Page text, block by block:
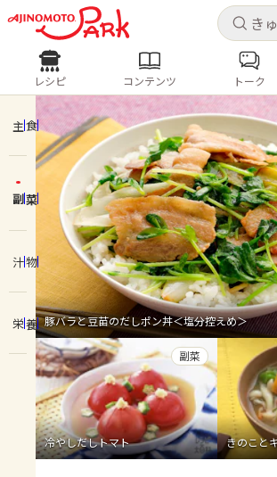
ログインするとレシピを保存できま
ログイン 新
ホーム
コンテンツ
レシピ
トーク
よくあるお問い合わせ
お買い物
レシピ コ
人気の食材・レシピ
きゅうり なす トマト
とう
ピーマン
みょうが ゴーヤ
レシピ コンテンツ トーク
主食
副菜
汁物
栄養 豚バラと豆苗のだしポン丼＜塩分控えめ＞
冷やしだしトマト
副菜
きのこと